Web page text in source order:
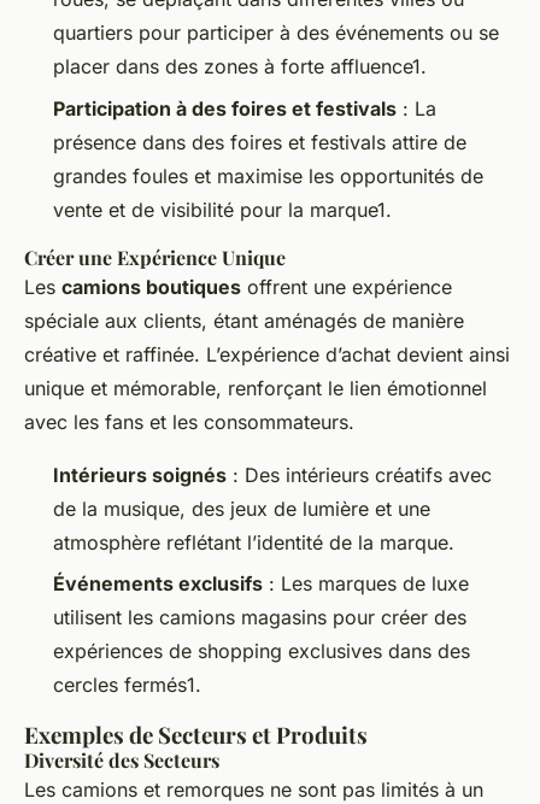
quartiers pour participer à des événements ou se
placer dans des zones à forte affluence1.
Participation à des foires et festivals : La
présence dans des foires et festivals attire de
grandes foules et maximise les opportunités de
vente et de visibilité pour la marque1.
Créer une Expérience Unique
Les camions boutiques offrent une expérience
spéciale aux clients, étant aménagés de manière
créative et raffinée. L’expérience d’achat devient ainsi
unique et mémorable, renforçant le lien émotionnel
avec les fans et les consommateurs.
Intérieurs soignés : Des intérieurs créatifs avec
de la musique, des jeux de lumière et une
atmosphère reflétant l’identité de la marque.
Événements exclusifs : Les marques de luxe
utilisent les camions magasins pour créer des
expériences de shopping exclusives dans des
cercles fermés1.
Exemples de Secteurs et Produits
Diversité des Secteurs
Les camions et remorques ne sont pas limités à un